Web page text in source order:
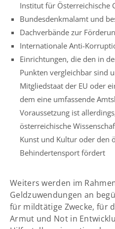
Institut für Österreichische
Bundesdenkmalamt und
Dachverbände zur
Internationale Anti-
Einrichtungen, die den in
Punkten vergleichbar sind
Mitgliedstaat der EU oder
dem eine umfassende
Voraussetzung ist
österreichische
Kunst und Kultur oder den
Behindertensport fördert
Weiters werden im
Geldzuwendungen an
für mildtätige Zwecke, für
Armut und Not in